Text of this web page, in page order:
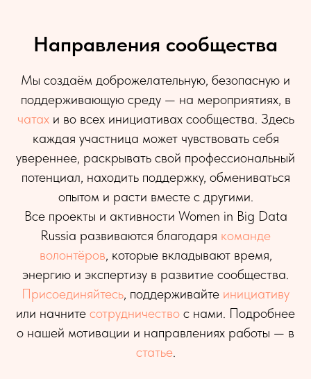
Направления сообщества
Мы создаём доброжелательную, безопасную и
поддерживающую среду — на мероприятиях, в
чатахи во всех инициативах сообщества. Здесь
каждая участница может чувствовать себя
увереннее, раскрывать свой профессиональный
потенциал, находить поддержку, обмениваться
опытом и расти вместе с другими.
Все проекты и активности Women in Big Data
Russia развиваются благодаря команде
волонтёров, которые вкладывают время,
энергию и экспертизу в развитие сообщества.
Присоединяйтесь, поддерживайте инициативу
или начните сотрудничество с нами. Подробнее
о нашей мотивации и направлениях работы — в
статье.